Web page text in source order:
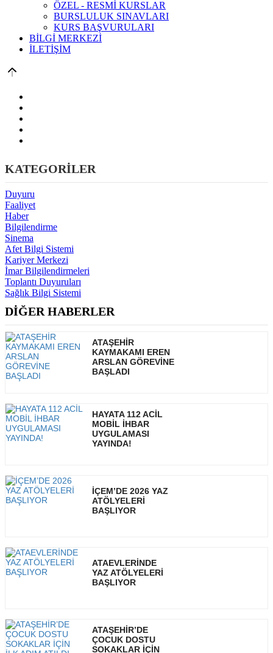
ÖZEL - RESMİ KURSLAR
BURSLULUK SINAVLARI
KURS BAŞVURULARI
BİLGİ MERKEZİ
İLETİŞİM
KATEGORİLER
Duyuru
Faaliyet
Haber
Bilgilendirme
Sinema
Afet Bilgi Sistemi
Kariyer Merkezi
İmar Bilgilendirmeleri
Toplantı Duyuruları
Sağlık Bilgi Sistemi
DİĞER HABERLER
ATAŞEHİR
KAYMAKAMI EREN
ARSLAN GÖREVİNE
BAŞLADI
HAYATA 112 ACİL
MOBİL İHBAR
UYGULAMASI
YAYINDA!
İÇEM’DE 2026 YAZ
ATÖLYELERİ
BAŞLIYOR
ATAEVLERİNDE
YAZ ATÖLYELERİ
BAŞLIYOR
ATAŞEHİR’DE
ÇOCUK DOSTU
SOKAKLAR İÇİN